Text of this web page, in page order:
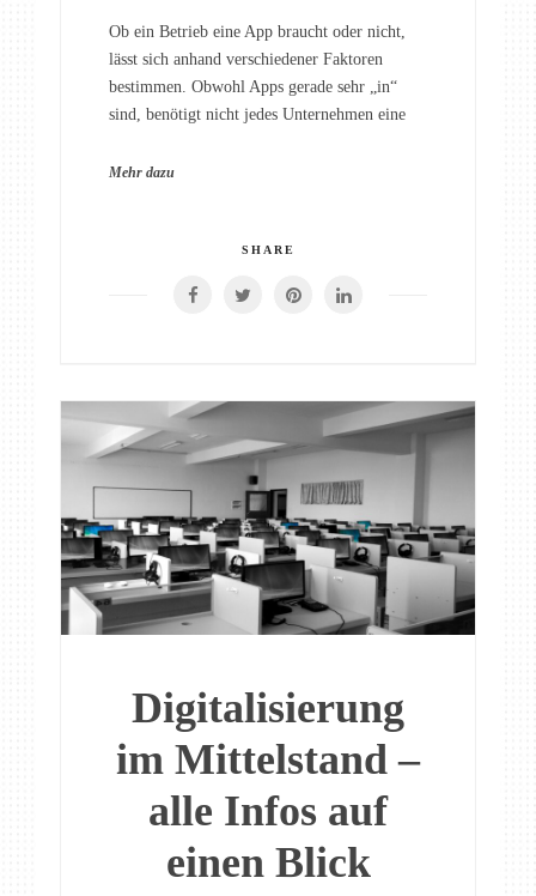
Ob ein Betrieb eine App braucht oder nicht,
lässt sich anhand verschiedener Faktoren
bestimmen. Obwohl Apps gerade sehr „in“
sind, benötigt nicht jedes Unternehmen eine
Mehr dazu
SHARE
Digitalisierung
im Mittelstand –
alle Infos auf
einen Blick